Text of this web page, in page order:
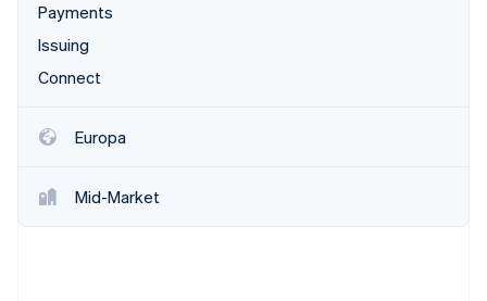
Payments
Issuing
Connect
Europa
Mid-Market